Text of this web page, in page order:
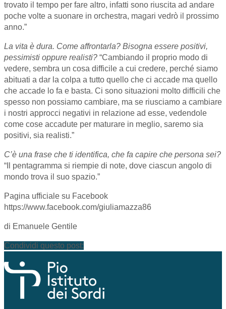
trovato il tempo per fare altro, infatti sono riuscita ad andare
poche volte a suonare in orchestra, magari vedrò il prossimo
anno.”
La vita è dura. Come affrontarla? Bisogna essere positivi,
pessimisti oppure realisti? “Cambiando il proprio modo di
vedere, sembra un cosa difficile a cui credere, perché siamo
abituati a dar la colpa a tutto quello che ci accade ma quello
che accade lo fa e basta. Ci sono situazioni molto difficili che
spesso non possiamo cambiare, ma se riusciamo a cambiare
i nostri approcci negativi in relazione ad esse, vedendole
come cose accadute per maturare in meglio, saremo sia
positivi, sia realisti.”
C’è una frase che ti identifica, che fa capire che persona sei?
“Il pentagramma si riempie di note, dove ciascun angolo di
mondo trova il suo spazio.”
Pagina ufficiale su Facebook
https://www.facebook.com/giuliamazza86
di Emanuele Gentile
Condividi questo post: